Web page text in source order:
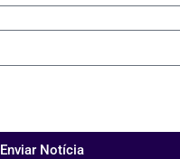
Enviar Notícia